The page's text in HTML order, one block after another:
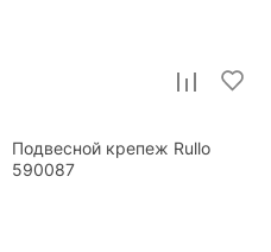
Подвесной крепеж Rullo
590087